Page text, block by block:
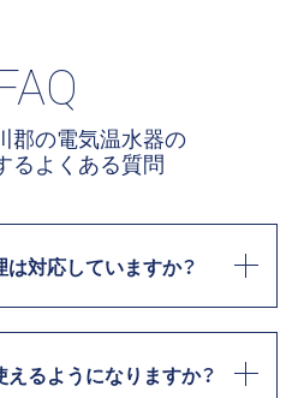
郡の電気温水器の
るよくある質問
対応していますか？
るようになりますか？